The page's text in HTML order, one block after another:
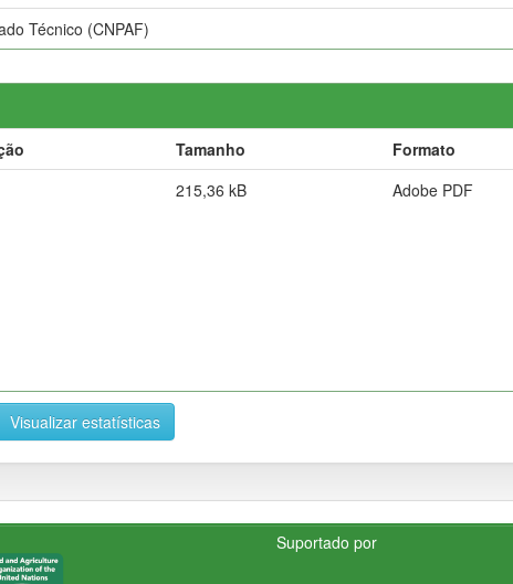
Técnico (CNPAF)
Tamanho
Formato
215,36 kB Adobe PDF
Visualizar estatísticas
Suportado por